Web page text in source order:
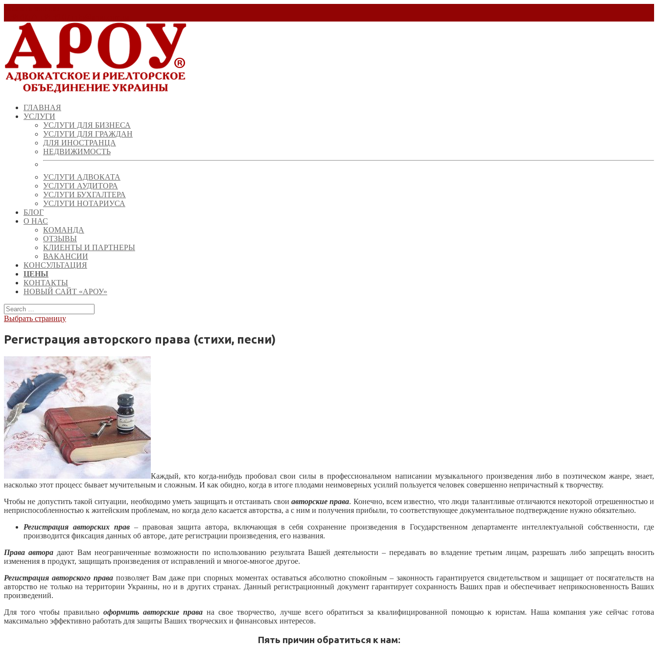
ГЛАВНАЯ
УСЛУГИ
УСЛУГИ ДЛЯ БИЗНЕСА
УСЛУГИ ДЛЯ ГРАЖДАН
ДЛЯ ИНОСТРАНЦА
НЕДВИЖИМОСТЬ
УСЛУГИ АДВОКАТА
УСЛУГИ АУДИТОРА
УСЛУГИ БУХГАЛТЕРА
УСЛУГИ НОТАРИУСА
БЛОГ
О НАС
КОМАНДА
ОТЗЫВЫ
КЛИЕНТЫ И ПАРТНЕРЫ
ВАКАНСИИ
КОНСУЛЬТАЦИЯ
ЦЕНЫ
КОНТАКТЫ
НОВЫЙ САЙТ «АРОУ»
Выбрать страницу
Регистрация авторского права (стихи, песни)
Каждый, кто когда-нибудь пробовал свои силы в профессиональном написании музыкального произведения либо в поэтическом жанре, знает,
насколько этот процесс бывает мучительным и сложным. И как обидно, когда в итоге плодами неимоверных усилий пользуется человек совершенно непричастный к творчеству.
Чтобы не допустить такой ситуации, необходимо уметь защищать и отстаивать свои авторские права. Конечно, всем известно, что люди талантливые отличаются некоторой отрешенностью и
неприспособленностью к житейским проблемам, но когда дело касается авторства, а с ним и получения прибыли, то соответствующее документальное подтверждение нужно обязательно.
Регистрация авторских прав– правовая защита автора, включающая в себя сохранение произведения в Государственном департаменте интеллектуальной собственности, где
производится фиксация данных об авторе, дате регистрации произведения, его названия.
Права автора дают Вам неограниченные возможности по использованию результата Вашей деятельности – передавать во владение третьим лицам, разрешать либо запрещать вносить
изменения в продукт, защищать произведения от исправлений и многое-многое другое.
Регистрация авторского права позволяет Вам даже при спорных моментах оставаться абсолютно спокойным – законность гарантируется свидетельством и защищает от посягательств на
авторство не только на территории Украины, но и в других странах. Данный регистрационный документ гарантирует сохранность Ваших прав и обеспечивает неприкосновенность Ваших
произведений.
Для того чтобы правильно оформить авторские правана свое творчество, лучше всего обратиться за квалифицированной помощью к юристам. Наша компания уже сейчас готова
максимально эффективно работать для защиты Ваших творческих и финансовых интересов.
Пять причин обратиться к нам: